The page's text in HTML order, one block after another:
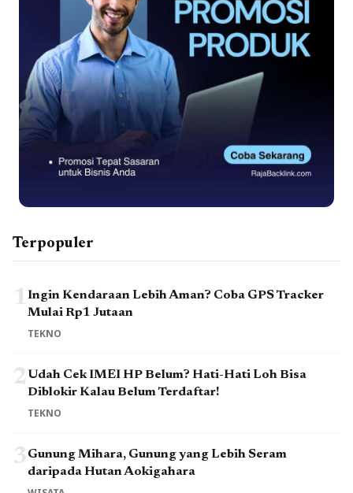
Terpopuler
1Ingin Kendaraan Lebih Aman? Coba GPS Tracker
Mulai Rp1 Jutaan
TEKNO
2Udah Cek IMEI HP Belum? Hati-Hati Loh Bisa
Diblokir Kalau Belum Terdaftar!
TEKNO
3Gunung Mihara, Gunung yang Lebih Seram
daripada Hutan Aokigahara